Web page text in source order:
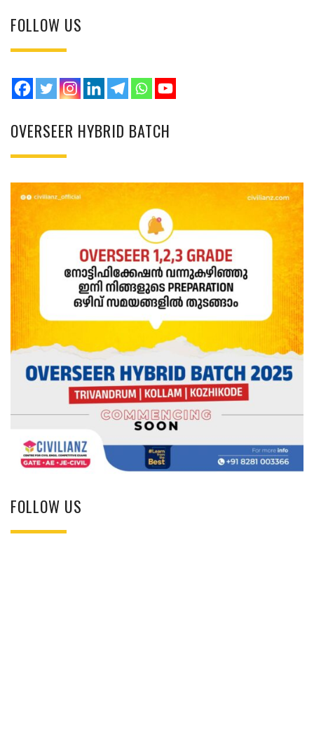
FOLLOW US
OVERSEER HYBRID BATCH
FOLLOW US